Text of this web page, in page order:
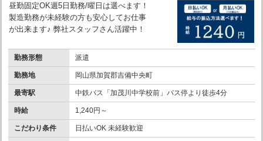
昼勤固定OK週5日勤務/曜日は選べます！
製造勤務が未経験の方も安心してお仕事
が出来ます♪ 弊社スタッフさん活躍中！
勤務形態 派遣
勤務地 岡山県加賀郡吉備中央町
最寄駅 中鉄バス「加茂川中学校前」バス停より徒歩4分
時給 1,240円～
こだわり条件 日払いOK 未経験歓迎